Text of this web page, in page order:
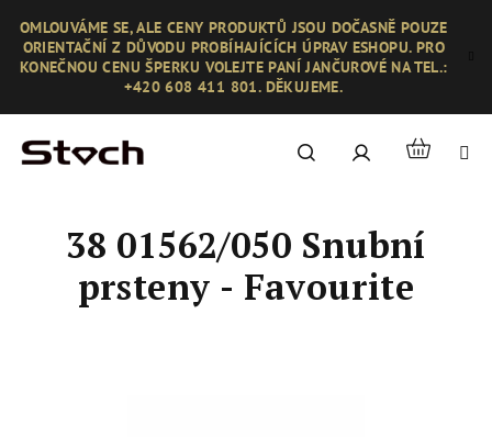
obsah
OMLOUVÁME SE, ALE CENY PRODUKTŮ JSOU DOČASNĚ POUZE
ORIENTAČNÍ Z DŮVODU PROBÍHAJÍCÍCH ÚPRAV ESHOPU. PRO
KONEČNOU CENU ŠPERKU VOLEJTE PANÍ JANČUROVÉ NA TEL.:
+420 608 411 801. DĚKUJEME.
Hledat PřihlášeníNákupní
38 01562/050 Snubní
prsteny - Favourite